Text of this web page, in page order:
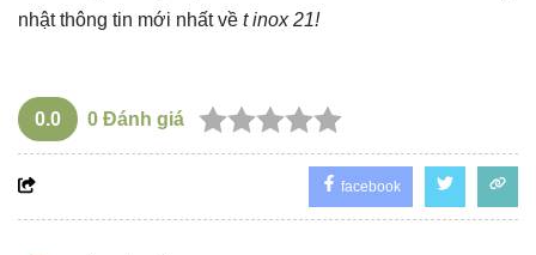
nhật thông tin mới nhất về t inox 21!
0.0 0 Đánh giá
facebook